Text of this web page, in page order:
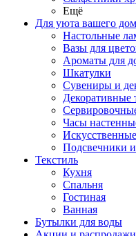
Ещё
Для уюта вашего
Настольные
Вазы для
Ароматы для
Шкатулки
Сувениры и
Декоративные
Часы
Подсвечники
Текстиль
Кухня
Спальня
Гостиная
Ванная
Бутылки для воды